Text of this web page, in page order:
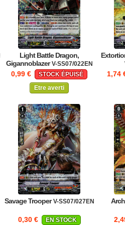
Light Battle Dragon,
Gigannoblazer V-SS07/022EN
0,99 €
STOCK ÉPUISÉ
Etre averti
1,74
Savage Trooper V-SS07/027EN
0,30 € EN STOCK